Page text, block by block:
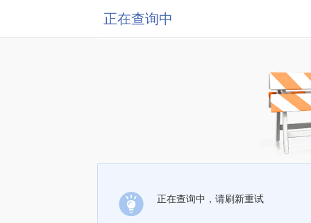
正在查询中
正在查询中，请刷新重试